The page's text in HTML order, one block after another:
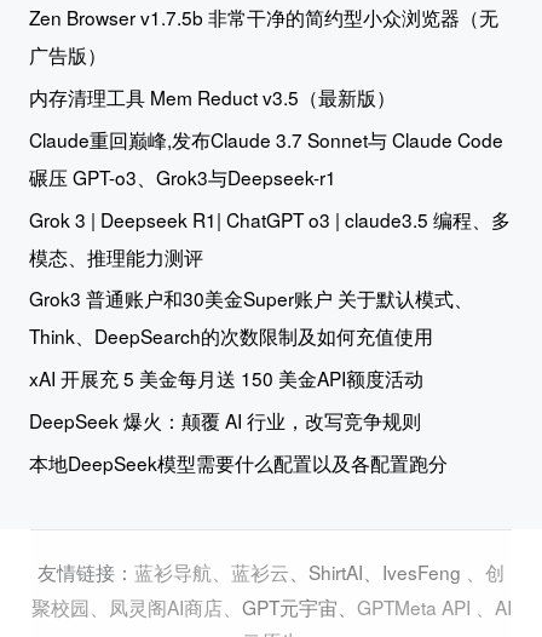
Zen Browser v1.7.5b 非常干净的简约型小众浏览器（无
广告版）
内存清理工具 Mem Reduct v3.5（最新版）
Claude重回巅峰,发布Claude 3.7 Sonnet与 Claude Code
碾压 GPT-o3、Grok3与Deepseek-r1
Grok 3 | Deepseek R1| ChatGPT o3 | claude3.5 编程、多
模态、推理能力测评
Grok3 普通账户和30美金Super账户 关于默认模式、
Think、DeepSearch的次数限制及如何充值使用
xAI 开展充 5 美金每月送 150 美金API额度活动
DeepSeek 爆火：颠覆 AI 行业，改写竞争规则
本地DeepSeek模型需要什么配置以及各配置跑分
友情链接： 蓝衫导航 蓝衫云 ShirtAI IvesFeng
创
聚校园
凤灵阁AI商店、 GPT元宇宙 GPTMeta API
AI